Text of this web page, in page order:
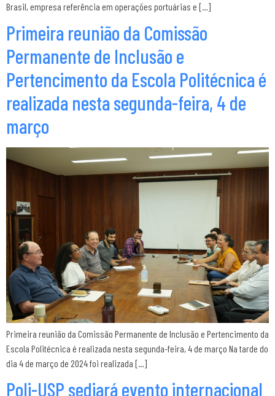
Brasil, empresa referência em operações portuárias e […]
Primeira reunião da Comissão
Permanente de Inclusão e
Pertencimento da Escola Politécnica é
realizada nesta segunda-feira, 4 de
março
Primeira reunião da Comissão Permanente de Inclusão e Pertencimento da
Escola Politécnica é realizada nesta segunda-feira, 4 de março Na tarde do
dia 4 de março de 2024 foi realizada […]
Poli-USP sediará evento internacional